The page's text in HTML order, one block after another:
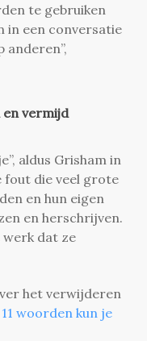
te gebruiken
in een conversatie
anderen”,
en vermijd
aldus Grisham in
fout die veel grote
en hun eigen
en herschrijven.
werk dat ze
het verwijderen
woorden kun je